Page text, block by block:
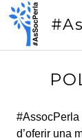
Vés
contingut
#AssocPerla
d’oferir una